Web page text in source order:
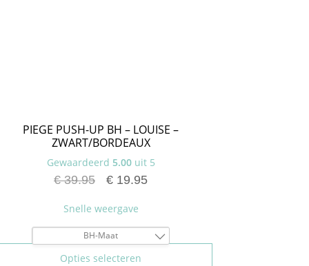
PIEGE PUSH-UP BH – LOUISE –
ZWART/BORDEAUX
Gewaardeerd 5.00uit 5
€39.95 € 19.95
Opties selecteren
Snelle weergave
BH-Maat